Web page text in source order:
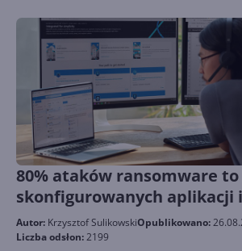
80% ataków ransomware to
skonfigurowanych aplikacji
Autor: Krzysztof SulikowskiOpublikowano:
Liczba odsłon:2199